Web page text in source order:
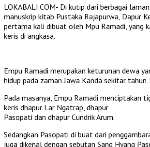
LOKABALI.COM- Di kutip dari berbagai
manuskrip kitab Pustaka Rajapurwa, Dapur
pertama kali dibuat oleh Mpu Ramadi, yang
keris di angkasa.
Empu Ramadi merupakan keturunan dewa
hidup pada zaman Jawa Kanda sekitar tahun
Pada masanya, Empu Ramadi menciptakan
keris dhapur Lar Ngatrap, dhapur
Pasopati dan dhapur Cundrik Arum.
Sedangkan Pasopati di buat dari
juga dikenal dengan sebutan Sang Hyang